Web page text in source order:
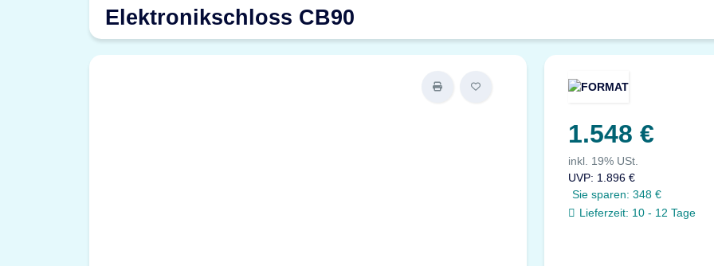
Elektronikschloss CB90
1.548 €
inkl. 19% USt.
UVP: 1.896 €
Sie sparen:348 €
Lieferzeit: 10 - 12 Tage